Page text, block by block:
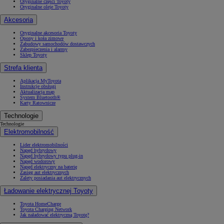
Oryginalne części Toyoty
Oryginalne oleje Toyoty
Akcesoria
Oryginalne akcesoria Toyoty
Opony i koła zimowe
Zabudowy samochodów dostawczych
Zabezpieczenia i alarmy
Sklep Toyoty
Strefa klienta
Aplikacja MyToyota
Instrukcje obsługi
Aktualizacja map
System Bluetooth®
Karty Ratownicze
Technologie
Technologie
Elektromobilność
Lider elektromobilności
Napęd hybrydowy
Napęd hybrydowy typu plug-in
Napęd wodorowy
Napęd elektryczny na baterię
Zasięg aut elektrycznych
Zalety posiadania aut elektrycznych
Ładowanie elektrycznej Toyoty
Toyota HomeCharge
Toyota Charging Network
Jak naładować elektryczną Toyotę?